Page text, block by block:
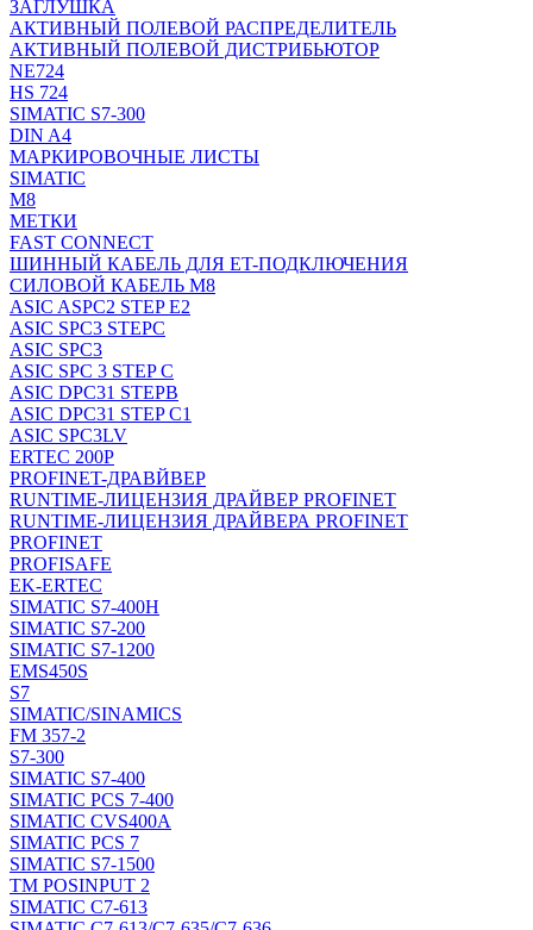
ЗАГЛУШКА
АКТИВНЫЙ ПОЛЕВОЙ РАСПРЕДЕЛИТЕЛЬ
АКТИВНЫЙ ПОЛЕВОЙ ДИСТРИБЬЮТОР
NE724
HS 724
SIMATIC S7-300
DIN A4
МАРКИРОВОЧНЫЕ ЛИСТЫ
SIMATIC
M8
МЕТКИ
FAST CONNECT
ШИННЫЙ КАБЕЛЬ ДЛЯ ET-ПОДКЛЮЧЕНИЯ
СИЛОВОЙ КАБЕЛЬ M8
ASIC ASPC2 STEP E2
ASIC SPC3 STEPC
ASIC SPC3
ASIC SPC 3 STEP C
ASIC DPC31 STEPB
ASIC DPC31 STEP C1
ASIC SPC3LV
ERTEC 200P
PROFINET-ДРАВЙВЕР
RUNTIME-ЛИЦЕНЗИЯ ДРАЙВЕР PROFINET
RUNTIME-ЛИЦЕНЗИЯ ДРАЙВЕРА PROFINET
PROFINET
PROFISAFE
EK-ERTEC
SIMATIC S7-400H
SIMATIC S7-200
SIMATIC S7-1200
EMS450S
S7
SIMATIC/SINAMICS
FM 357-2
S7-300
SIMATIC S7-400
SIMATIC PCS 7-400
SIMATIC CVS400A
SIMATIC PCS 7
SIMATIC S7-1500
TM POSINPUT 2
SIMATIC C7-613